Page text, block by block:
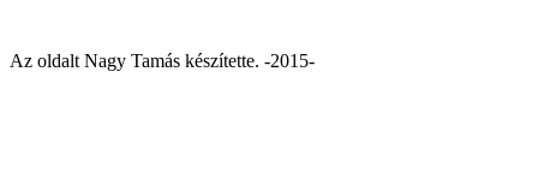
Az oldalt Nagy Tamás készítette. -2015-